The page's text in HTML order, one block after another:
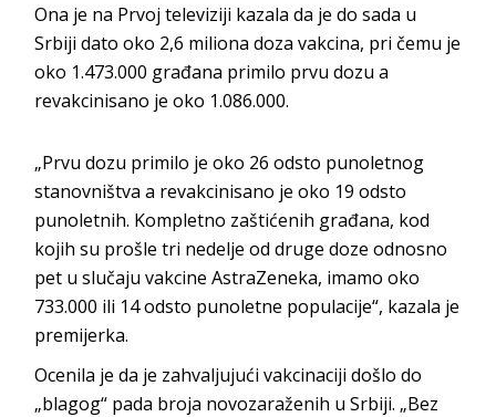
Ona je na Prvoj televiziji kazala da je do sada u
Srbiji dato oko 2,6 miliona doza vakcina, pri čemu je
oko 1.473.000 građana primilo prvu dozu a
revakcinisano je oko 1.086.000.
„Prvu dozu primilo je oko 26 odsto punoletnog
stanovništva a revakcinisano je oko 19 odsto
punoletnih. Kompletno zaštićenih građana, kod
kojih su prošle tri nedelje od druge doze odnosno
pet u slučaju vakcine AstraZeneka, imamo oko
733.000 ili 14 odsto punoletne populacije“, kazala je
premijerka.
Ocenila je da je zahvaljujući vakcinaciji došlo do
„blagog“ pada broja novozaraženih u Srbiji. „Bez